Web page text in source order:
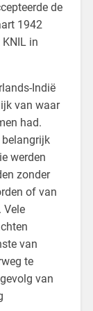
de
1942
in
Indië
van waar
had.
belangrijk
werden
zonder
of van
Vele
van
te
van